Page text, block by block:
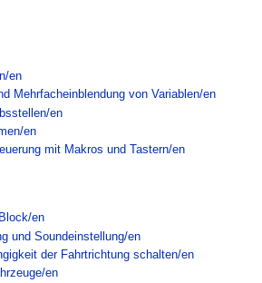
en
Mehrfacheinblendung von Variablen/en
en
en
mit Makros und Tastern/en
en
und Soundeinstellung/en
der Fahrtrichtung schalten/en
en